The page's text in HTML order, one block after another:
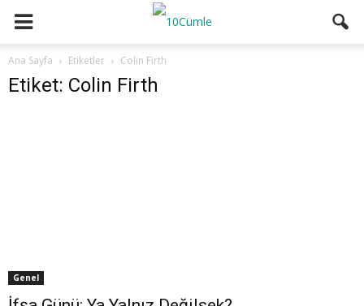
Ana Sayfa Etiketler Colin Firth
Etiket: Colin Firth
Genel